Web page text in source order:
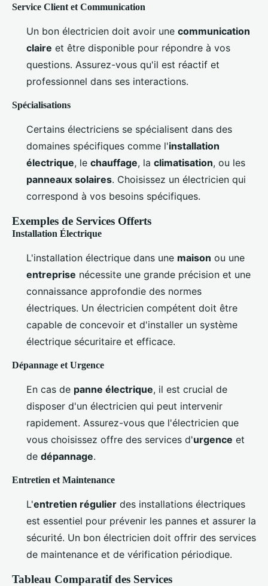
Service Client et Communication
Un bon électricien doit avoir une communication
claire et être disponible pour répondre à vos
questions. Assurez-vous qu'il est réactif et
professionnel dans ses interactions.
Spécialisations
Certains électriciens se spécialisent dans des
domaines spécifiques comme l'installation
électrique, le chauffage, la climatisation, ou les
panneaux solaires. Choisissez un électricien qui
correspond à vos besoins spécifiques.
Exemples de Services Offerts
Installation Électrique
L'installation électrique dans une maison ou une
entreprise nécessite une grande précision et une
connaissance approfondie des normes
électriques. Un électricien compétent doit être
capable de concevoir et d'installer un système
électrique sécuritaire et efficace.
Dépannage et Urgence
En cas de panne électrique, il est crucial de
disposer d'un électricien qui peut intervenir
rapidement. Assurez-vous que l'électricien que
vous choisissez offre des services d'urgence et
de dépannage.
Entretien et Maintenance
L'entretien régulier des installations électriques
est essentiel pour prévenir les pannes et assurer la
sécurité. Un bon électricien doit offrir des services
de maintenance et de vérification périodique.
Tableau Comparatif des Services